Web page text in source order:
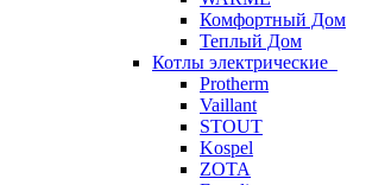
Комфортный Дом
Теплый Дом
Котлы электрические
Protherm
Vaillant
STOUT
Kospel
ZOTA